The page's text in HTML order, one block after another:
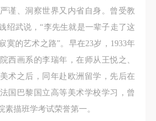
谨、洞察世界又内省自身。曾受教
绍武说，“李先生就是一辈子走了这
寞的艺术之路”。早在23岁，1933年
西画系的李瑞年，在师从王悦之、
术之后，同年赴欧洲留学，先后在
国巴黎国立高等美术学校学习，曾
描班学考试荣誉第一。